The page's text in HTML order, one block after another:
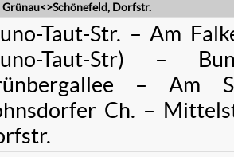
Grünau<>Schönefeld, Dorfstr.
Taut-Str. – Am
Taut-Str) –
– Am
Ch. –